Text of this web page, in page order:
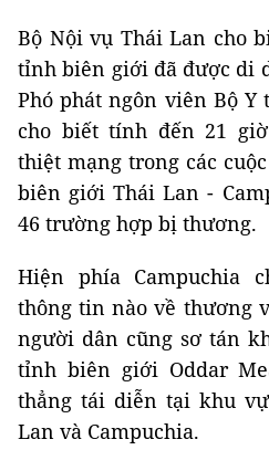
Bộ Nội vụ Thái Lan cho
tỉnh biên giới đã được di
Phó phát ngôn viên Bộ Y
cho biết tính đến 21
thiệt mạng trong các
biên giới Thái Lan -
46 trường hợp bị thương.
Hiện phía Campuchia
thông tin nào về thương
người dân cũng sơ tán
tỉnh biên giới Oddar
thẳng tái diễn tại khu
Lan và Campuchia.